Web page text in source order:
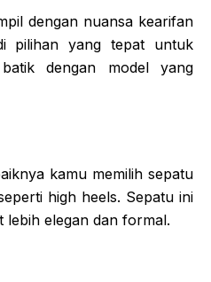
dengan nuansa kearifan
pilihan yang tepat untuk
dengan model yang
kamu memilih sepatu
high heels. Sepatu ini
lebih elegan dan formal.